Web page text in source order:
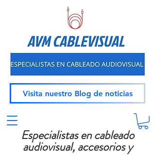
Visita nuestro Blog de noticias
Especialistas en cableado
audiovisual, accesorios y